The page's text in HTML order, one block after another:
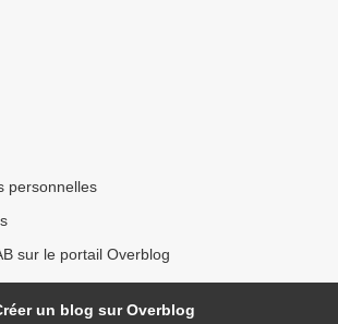
personnelles
sur le portail Overblog
un blog sur Overblog